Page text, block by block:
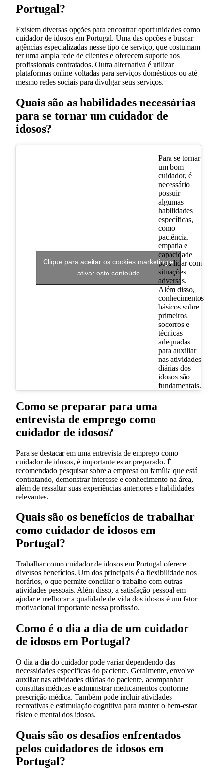
Portugal?
Existem diversas opções para encontrar oportunidades como
cuidador de idosos em Portugal. Uma das opções é buscar
agências especializadas nesse tipo de serviço, que costumam
ter uma ampla rede de clientes e oferecem suporte aos
profissionais contratados. Outra alternativa é utilizar
plataformas online voltadas para serviços domésticos ou até
mesmo redes sociais para divulgar seus serviços.
Quais são as habilidades necessárias
para se tornar um cuidador de
idosos?
Para se tornar
um bom
cuidador, é
necessário
possuir
algumas
habilidades
específicas,
como
paciência,
empatia e
capacidade
para lidar com
situações
adversas.
Além disso,
conhecimentos
básicos sobre
primeiros
socorros e
técnicas
adequadas
para auxiliar
nas atividades
diárias dos
idosos são
fundamentais.
Clique para aceitar os cookies marketing e
ativar este conteúdo
Como se preparar para uma
entrevista de emprego como
cuidador de idosos?
Para se destacar em uma entrevista de emprego como
cuidador de idosos, é importante estar preparado. É
recomendado pesquisar sobre a empresa ou família que está
contratando, demonstrar interesse e conhecimento na área,
além de ressaltar suas experiências anteriores e habilidades
relevantes.
Quais são os benefícios de trabalhar
como cuidador de idosos em
Portugal?
Trabalhar como cuidador de idosos em Portugal oferece
diversos benefícios. Um dos principais é a flexibilidade nos
horários, o que permite conciliar o trabalho com outras
atividades pessoais. Além disso, a satisfação pessoal em
ajudar e melhorar a qualidade de vida dos idosos é um fator
motivacional importante nessa profissão.
Como é o dia a dia de um cuidador
de idosos em Portugal?
O dia a dia do cuidador pode variar dependendo das
necessidades específicas do paciente. Geralmente, envolve
auxiliar nas atividades diárias do paciente, acompanhar
consultas médicas e administrar medicamentos conforme
prescrição médica. Também pode incluir atividades
recreativas e estimulação cognitiva para manter o bem-estar
físico e mental dos idosos.
Quais são os desafios enfrentados
pelos cuidadores de idosos em
Portugal?